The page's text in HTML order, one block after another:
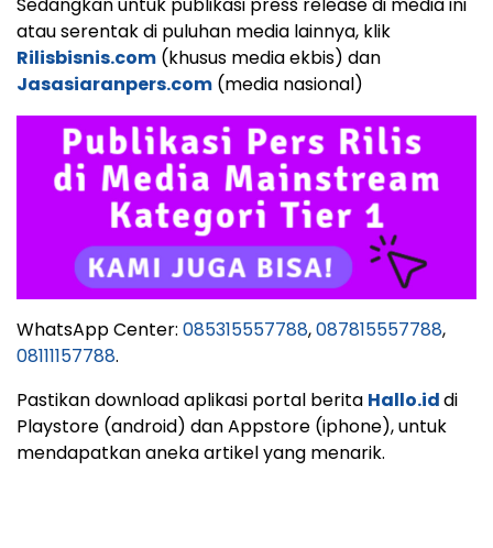
Sedangkan untuk publikasi press release di media ini
atau serentak di puluhan media lainnya, klik
Rilisbisnis.com (khusus media ekbis) dan
Jasasiaranpers.com (media nasional)
WhatsApp Center: 085315557788,087815557788,
08111157788.
Pastikan download aplikasi portal berita Hallo.iddi
Playstore (android) dan Appstore (iphone), untuk
mendapatkan aneka artikel yang menarik.